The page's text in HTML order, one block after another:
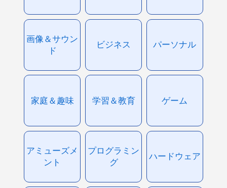
画像＆サウン
ド
ビジネス パーソナル
家庭＆趣味 学習＆教育 ゲーム
アミューズメ
ント
プログラミン
グ
ハードウェア